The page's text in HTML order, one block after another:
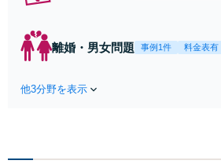
離婚・男女問題 事例1件 料金表有
他3分野を表示